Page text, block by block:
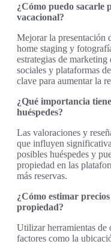
¿Cómo puedo sacarle
vacacional?
Mejorar la presentación
home staging y
estrategias de
sociales y plataformas
clave para aumentar la
¿Qué importancia
huéspedes?
Las valoraciones y
que influyen
posibles huéspedes y
propiedad en las
más reservas.
¿Cómo estimar
propiedad?
Utilizar herramientas de
factores como la